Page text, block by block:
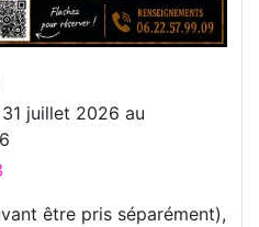
juillet 2026 au
être pris séparément),